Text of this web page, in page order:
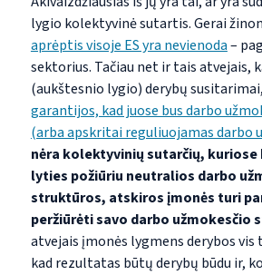
lygio kolektyvinė sutartis. Gerai
aprėptis visoje ES yra nevienoda–
sektorius. Tačiau net ir tais atvejais,
(aukštesnio lygio) derybų
garantijos, kad juose bus darbo
(arba apskritai reguliuojamas darbo
nėra kolektyvinių sutarčių,
lyties požiūriu neutralios darbo
struktūros, atskiros įmonės turi
peržiūrėti savo darbo užmokesčio
atvejais įmonės lygmens derybos
kad rezultatas būtų derybų būdu ir,